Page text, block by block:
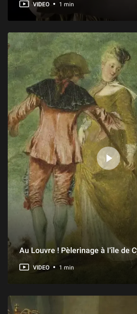
VIDEO 1 min
Au Louvre ! Pèlerinage à I'île de
VIDEO 1 min